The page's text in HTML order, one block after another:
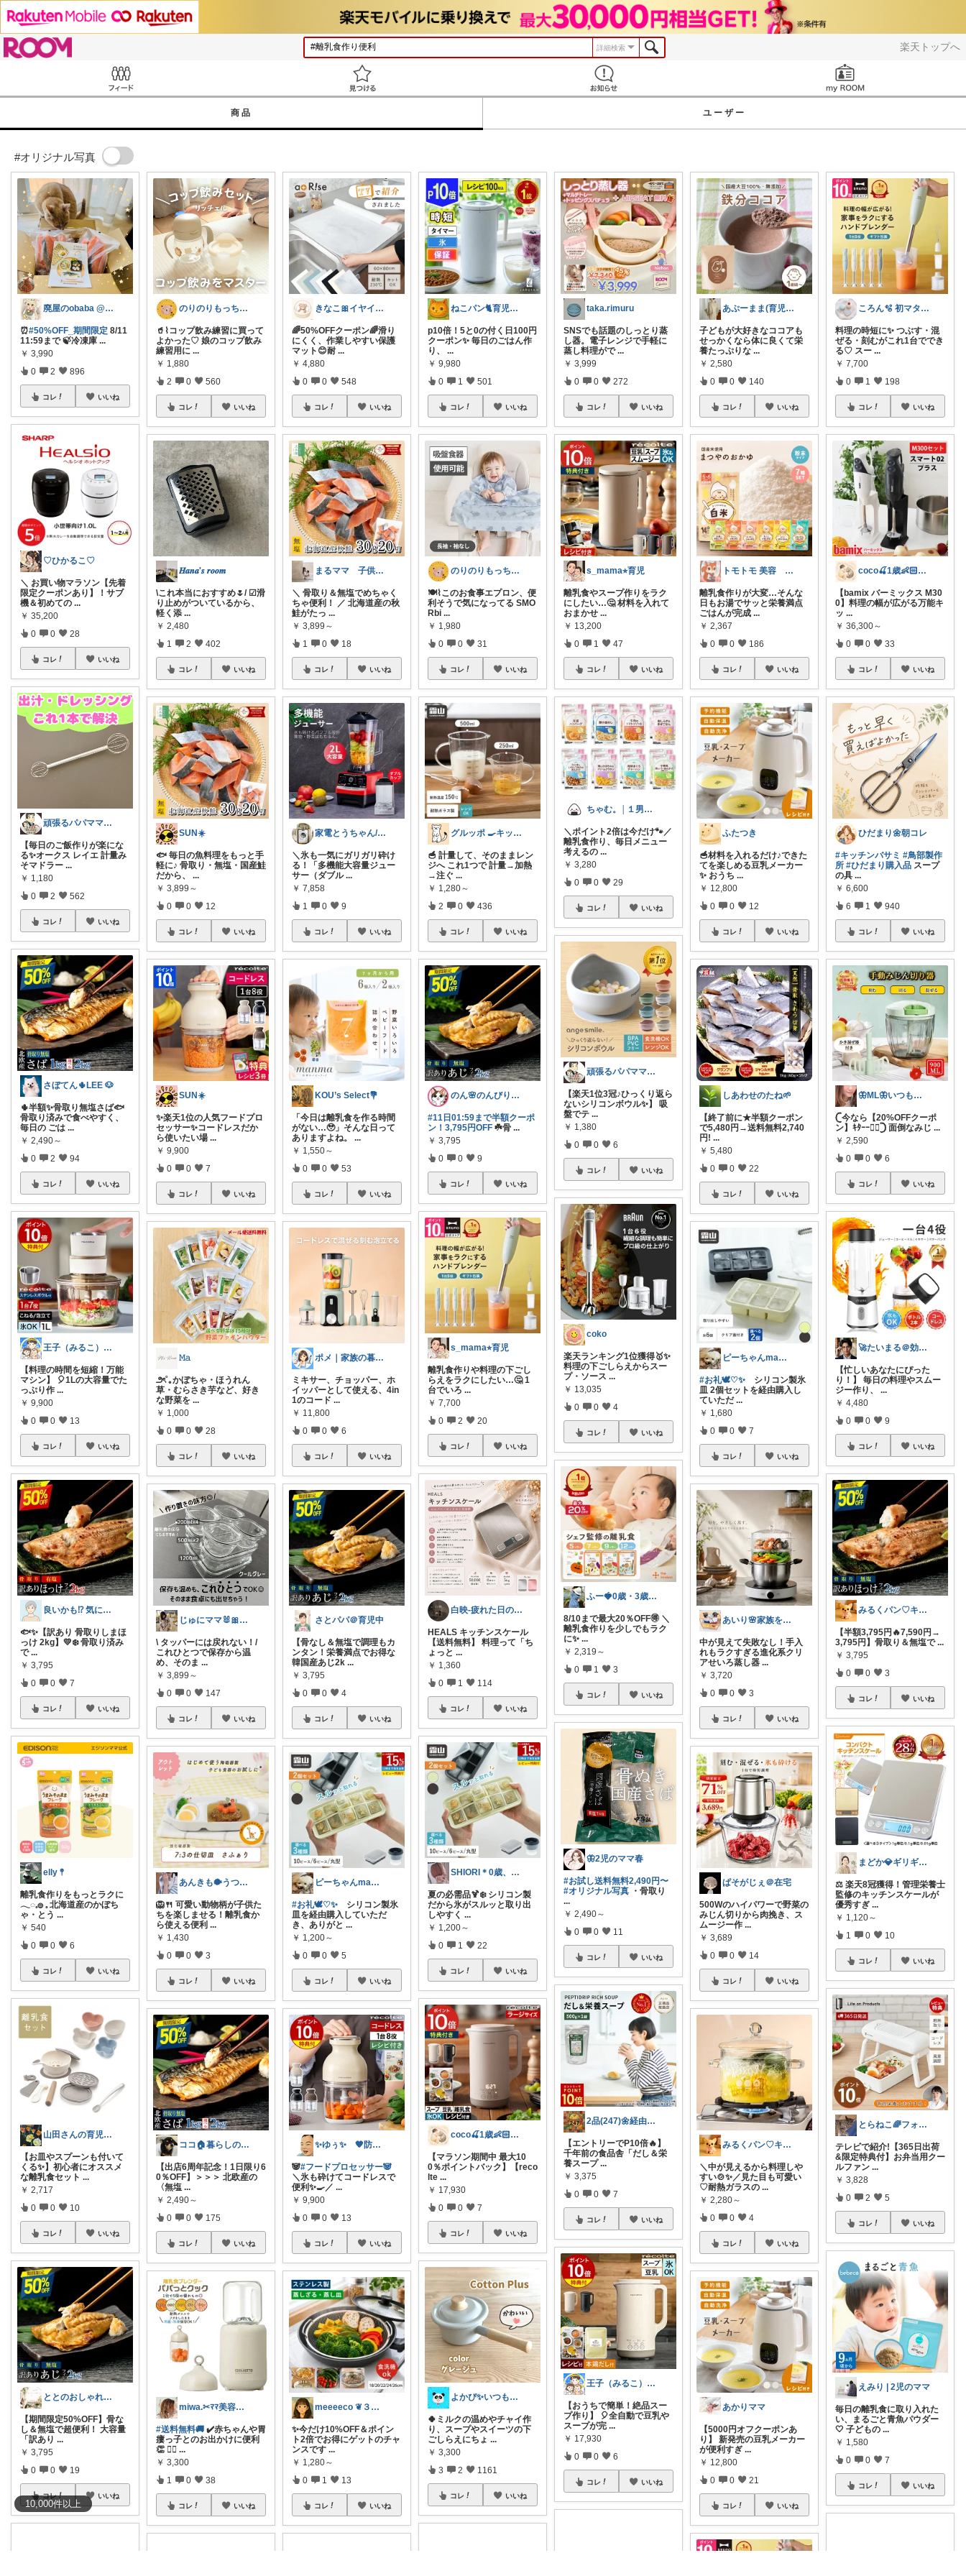
楽天トップへ
詳細検索
商品 ユーザー
#オリジナル写真
10,000件以上
廃屋のobaba @ 感謝🙏ほぼ朝コレ
⏰#50%OFF_期間限定 8/11
11:59まで 🍃冷凍庫 ...
￥ 3,990
0 2 896
コレ いいね
♡ひかるこ♡
＼ お買い物マラソン【先着
限定クーポンあり】！サブ
機＆初めての ...
￥ 35,200
0 0 28
コレ いいね
頑張るパパママ応援隊@育児・子供用品紹介
【毎日のご飯作りが楽にな
る✨オークス レイエ 計量み
そマドラー ...
￥ 1,180
0 2 562
コレ いいね
さぼてん🌵LEE 🐶
🌵半額✨骨取り無塩さば🐟
骨取り済みで食べやすく、
毎日の ごは ...
￥ 2,490～
0 2 94
コレ いいね
王子（みるこ）👑便利グッズ×QOL向上
【料理の時間を短縮！万能
マシン】 🎈1Lの大容量でた
っぷり作 ...
￥ 9,900
0 0 13
コレ いいね
良いかも⁉ 気になる‼🤔
🐟✨【訳あり 骨取りしまほ
っけ 2kg】💛❄️ 骨取り済み
で ...
￥ 3,795
0 0 7
コレ いいね
elly 𖤣
離乳食作りをもっとラクに
𓂃◌𓈒𓐍 𓈒 北海道産のかぼち
ゃ・とう ...
￥ 540
0 0 6
コレ いいね
山田さんの育児&チンチラの便利グッズ💕
【お皿やスプーンも付いて
くる✨】初心者にオススメ
な離乳食セット ...
￥ 2,717
0 0 10
コレ いいね
ととのおしゃれで緑のある暮らし
【期間限定50%OFF】骨な
し＆無塩で超便利！ 大容量
「訳あり ...
￥ 3,795
0 0 19
コレ いいね
のりのりもっち⌇１歳との楽しい暮らし🌻
🥤⌇コップ飲み練習に買って
よかった♡ 娘のコップ飲み
練習用に ...
￥ 1,880
2 0 560
コレ いいね
𝑯𝒂𝒏𝒂'𝒔 𝒓𝒐𝒐𝒎
\これ本当におすすめ🌷/ ☑︎滑
り止めがついているから、
軽く添 ...
￥ 2,480
1 2 402
コレ いいね
SUN☀️
🐟 毎日の魚料理をもっと手
軽に♪ 骨取り・無塩・国産鮭
だから、
...
￥ 3,899～
0 0 12
コレ いいね
SUN☀️
✨楽天1位の人気フードプロ
セッサー✨コードレスだか
ら使いたい場 ...
￥ 9,900
0 0 7
コレ いいね
𝙼𝚊
⁠౨ৎ˚｡⁠かぼちゃ・ほうれん
草・むらさき芋など、好き
な野菜を ...
￥ 1,000
0 0 28
コレ いいね
じゅにママ🐰🎀2yboyワーママ
\ タッパーには戻れない！/
これひとつで保存から温
め、そのま ...
￥ 3,899～
0 0 147
コレ いいね
あんきも🐡うつわ好き/10日購入感謝
🦁🍴 可愛い動物柄が子供た
ちを楽しませる！離乳食か
ら使える便利 ...
￥ 1,430
0 0 3
コレ いいね
ココ🏠暮らしの必需品
【出店6周年記念！1日限り6
0％OFF】＞＞＞ 北欧産の
〈無塩 ...
￥ 2,490～
0 0 175
コレ いいね
miwa.✂︎ﾏﾏ美容師💎
#送料無料🚚 ✔️赤ちゃんや胃
瘻っ子とのお出かけに便利
👏 👉🏻 ...
￥ 3,300
1 0 38
コレ いいね
きなこ🎀イヤイヤ期育児中
🌈50%OFFクーポン🌈滑り
にくく、作業しやすい保護
マット😊耐 ...
￥ 4,880
0 0 548
コレ いいね
まるママ 子供と猫と豊かな暮らし
＼ 骨取り＆無塩でめちゃく
ちゃ便利！ ／ 北海道産の秋
鮭がたっ ...
￥ 3,899～
1 0 18
コレ いいね
家電とうちゃん/2児のパパ✨️購入感謝！
​＼氷も一気にガリガリ砕け
る！「多機能大容量ジュー
サー（ダブル ...
￥ 7,858
1 0 9
コレ いいね
KOU’s Select💐
「今日は離乳食を作る時間
がない…🥹」そんな日って
ありますよね。
...
￥ 1,550～
0 0 53
コレ いいね
ポメ｜家族の暮らしを少しラクに
ミキサー、チョッパー、ホ
イッパーとして使える、4in
1のコード ...
￥ 11,800
0 0 6
コレ いいね
さとパパ＠育児中
【骨なし＆無塩で調理もカ
ンタン！栄養満点でお得な
韓国産あじ2k ...
￥ 3,795
0 0 4
コレ いいね
ピーちゃんmama🐩🎶感謝💎🙏
#お礼🕊️♡✨ シリコン製氷
皿を経由購入していただ
き、ありがと ...
￥ 1,200～
0 0 5
コレ いいね
✨ゆぅ✨ 🧡防災グッズ強化中🎒♥
🐼#フードプロセッサー🐼
＼氷も砕けてコードレスで
便利✨🍳／...
￥ 9,900
0 0 13
コレ いいね
meeeeco ❦３児ママ ❦
✨今だけ10%OFF＆ポイン
ト2倍でお得にゲットのチャ
ンスです ...
￥ 1,280～
0 1 13
コレ いいね
ねこパン🐈育児お助け
p10倍！5と0の付く日100円
クーポン✨ 毎日のごはん作
り、
...
￥ 9,980
0 1 501
コレ いいね
のりのりもっち⌇１歳との楽しい暮らし🌻
🍽️⌇このお食事エプロン、便
利そうで気になってる SMO
Rbi ...
￥ 1,980
0 0 31
コレ いいね
グルッポ 🍳キッチン
🥣 計量して、そのままレン
ジへ これ1つで 計量→加熱
→注ぐ ...
￥ 1,280～
2 0 436
コレ いいね
のん🌸のんびり生活✨
#11日01:59まで半額クーポ
ン！3,795円OFF ☘️骨 ...
￥ 3,795
0 0 9
コレ いいね
s_mama⭐︎育児
離乳食作りや料理の下ごし
らえをラクにしたい…🤔 1
台でいろ ...
￥ 7,700
0 2 20
コレ いいね
白映-疲れた日のROOM
HEALS キッチンスケール
【送料無料】 料理って「ち
ょっと ...
￥ 1,360
0 1 114
コレ いいね
SHIORI＊0歳、2歳女の子ママ
夏の必需品🍹❄️ シリコン製
だから氷がスルッと取り出
しやすく ...
￥ 1,200～
0 1 22
コレ いいね
coco🍒1歳👶🏻5歳🐈
【マラソン期間中 最大10
0％ポイントバック】【reco
lte ...
￥ 17,930
0 0 7
コレ いいね
よかぴ✨いつも感謝です💖😊💖
🍀ミルクの温めやチャイ作
り、スープやスイーツの下
ごしらえにちょ ...
￥ 3,300
3 2 1161
コレ いいね
taka.rimuru
SNSでも話題のしっとり蒸
し器。電子レンジで手軽に
蒸し料理がで ...
￥ 3,999
0 0 272
コレ いいね
s_mama⭐︎育児
離乳食やスープ作りをラク
にしたい…🤔 材料を入れて
おまかせ ...
￥ 13,200
0 1 47
コレ いいね
ちゃむ。│１男２女＋🐶のふっくらママ
＼ポイント2倍は今だけ🐾／
離乳食作り、毎日メニュー
考えるの ...
￥ 3,280
0 0 29
コレ いいね
頑張るパパママ応援隊@育児・子供用品紹介
【楽天1位3冠♪ひっくり返ら
ないシリコンボウル✨】 吸
盤でテ ...
￥ 1,380
0 0 6
コレ いいね
coko
楽天ランキング1位獲得🥇✨
料理の下ごしらえからスー
プ・ソース ...
￥ 13,035
0 0 4
コレ いいね
ふー🍓0歳・3歳のワンオペママ
8/10まで最大20％OFF🉐 ＼
離乳食作りを少しでもラク
に✨ ...
￥ 2,319～
0 1 3
コレ いいね
🦋2児のママ春
#お試し送料無料2,490円〜
#オリジナル写真 ・骨取り
...
￥ 2,490～
0 0 11
コレ いいね
2品(247)🌼経由購入感謝です🌼
【エントリーでP10倍🔥】
千年前の食品舎「だし＆栄
養スープ...
￥ 3,375
0 0 7
コレ いいね
王子（みるこ）👑便利グッズ×QOL向上
【おうちで簡単！絶品スー
プ作り】 🎈全自動で豆乳や
スープが完 ...
￥ 17,930
0 0 6
コレ いいね
あぷーまま(育児グッズ×ママグッズ)
子どもが大好きなココアも
せっかくなら体に良くて栄
養たっぷりな ...
￥ 2,580
0 0 140
コレ いいね
トモトモ 美容 食品 子育てルーム
離乳食作りが大変…そんな
日もお湯でサッと栄養満点
ごはんが完成...
￥ 2,367
0 0 186
コレ いいね
ふたつき
🥣材料を入れるだけ♪できた
てを楽しめる豆乳メーカー
✨ おうち ...
￥ 12,800
0 0 12
コレ いいね
しあわせのたね🌱
【終了前に★半額クーポン
で5,480円→送料無料2,740
円! ...
￥ 5,480
0 0 22
コレ いいね
ピーちゃんmama🐩🎶感謝💎🙏
#お礼🕊️♡✨ シリコン製氷
皿 2個セットを経由購入し
ていただ ...
￥ 1,680
0 0 7
コレ いいね
あいり🌸家族を守るワーママ
中が見えて失敗なし！手入
れもラクすぎる進化系クリ
アせいろ蒸し器 ...
￥ 3,720
0 0 3
コレ いいね
ぱそがじぇ＠在宅
500Wのハイパワーで野菜の
みじん切りから肉挽き、ス
ムージー作 ...
￥ 3,689
0 0 14
コレ いいね
みるくパン♡キッチンルーム
＼中が見えるから料理しや
すい🍲✨／見た目も可愛い
♡耐熱ガラスの ...
￥ 2,280～
0 0 4
コレ いいね
あかりママ
【5000円オフクーポンあ
り】 新発売の豆乳メーカー
が便利すぎ ...
￥ 12,800
0 0 21
コレ いいね
ころん🫧 初マタ×かわいい暮らし
料理の時短に✨ つぶす・混
ぜる・刻むがこれ1台ででき
る♡ スー ...
￥ 7,700
0 1 198
コレ いいね
coco🍒1歳👶🏻5歳🐈
【bamix バーミックス M30
0】料理の幅が広がる万能キ
ッ ...
￥ 36,300～
0 0 33
コレ いいね
ひだまり🌼朝コレ
#キッチンバサミ #鳥部製作
所 #ひだまり購入品 スープ
の具 ...
￥ 6,600
6 1 940
コレ いいね
🦋ML🦋いつもありがとう💓
𓊆今なら【20%OFFクーポ
ン】ｷﾀｰｰ❤️‍🔥𓊇 面倒なみじ ...
￥ 2,590
0 0 6
コレ いいね
🚀たいまる＠効率至上主義のセレクトニキ
【忙しいあなたにぴった
り！】 毎日の料理やスムー
ジー作り、
...
￥ 4,480
0 0 9
コレ いいね
みるくパン♡キッチンルーム
【半額3,795円🔥7,590円→
3,795円】骨取り＆無塩で ...
￥ 3,795
0 0 3
コレ いいね
まどか💎ギリギリアラサーOL
⚖️ 楽天8冠獲得！管理栄養士
監修のキッチンスケールが
優秀すぎ ...
￥ 1,120～
1 0 10
コレ いいね
とらねこ🌈フォロー購入感謝です❗
テレビで紹介!【365日出荷
&限定特典付】お弁当用クー
ルファン ...
￥ 3,828
0 2 5
コレ いいね
えみり | 2児のママ
毎日の離乳食に取り入れた
い、まるごと青魚パウダー
🤍 子どもの ...
￥ 1,580
0 0 7
コレ いいね